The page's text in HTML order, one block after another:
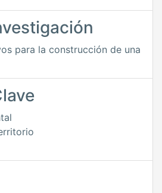
para la construcción de una